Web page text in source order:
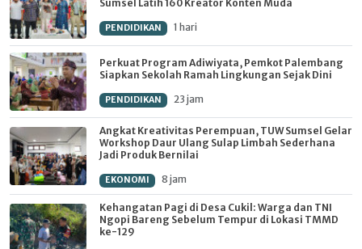
Sumsel Latih 160 Kreator Konten Muda
PENDIDIKAN 1 hari
Perkuat Program Adiwiyata, Pemkot Palembang
Siapkan Sekolah Ramah Lingkungan Sejak Dini
PENDIDIKAN 23 jam
Angkat Kreativitas Perempuan, TUW Sumsel Gelar
Workshop Daur Ulang Sulap Limbah Sederhana
Jadi Produk Bernilai
EKONOMI 8 jam
Kehangatan Pagi di Desa Cukil: Warga dan TNI
Ngopi Bareng Sebelum Tempur di Lokasi TMMD
ke-129